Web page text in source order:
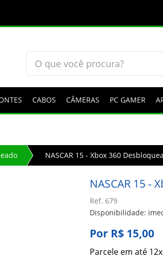
CABOS CÂMERAS PC GAMER
NASCAR 15 - Xbox 360
NASCAR 15 -
Ref. 679
Disponibilidade:
Por R$ 15,00
Parcele em até